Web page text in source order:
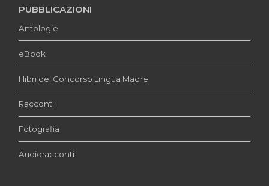
PUBBLICAZIONI
Antologie
eBook
I libri del Concorso Lingua Madre
Racconti
Fotografia
Audioracconti